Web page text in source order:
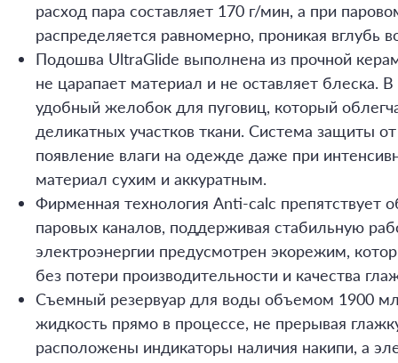
расход пара составляет 170 г/мин, а при
распределяется равномерно, проникая вглубь
Подошва UltraGlide выполнена из прочной
не царапает материал и не оставляет блеска.
удобный желобок для пуговиц, который
деликатных участков ткани. Система защиты
появление влаги на одежде даже при
материал сухим и аккуратным.
Фирменная технология Anti-calc препятствует
паровых каналов, поддерживая стабильную
электроэнергии предусмотрен экорежим,
без потери производительности и качества
Съемный резервуар для воды объемом 1900 мл
жидкость прямо в процессе, не прерывая
расположены индикаторы наличия накипи, а